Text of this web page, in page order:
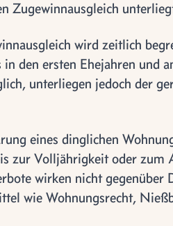
Zugewinnausgleich
wird zeitlich
den ersten Ehejahren und
unterliegen jedoch der
eines dinglichen
zur Volljährigkeit oder zum
wirken nicht gegenüber
wie Wohnungsrecht,